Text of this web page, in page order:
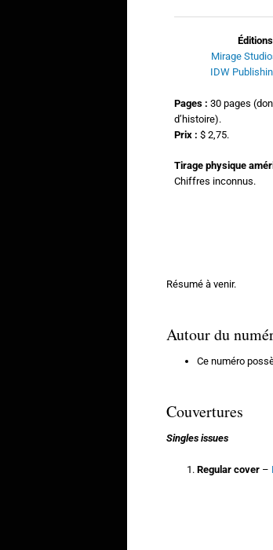
Éditions
Mirage
IDW
Pages : 30 pages
d’histoire).
Prix : $ 2,75.
Tirage physique
Chiffres inconnus.
Résumé à venir.
Autour du
Ce numéro
Couvertures
Singles issues
Regular cover –